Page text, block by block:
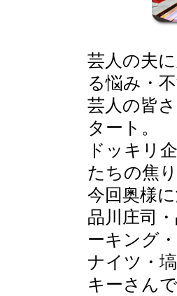
芸人の夫
る悩み・
芸人の皆
タート。
ドッキリ
たちの焦
今回奥様
品川庄司
ーキング
ナイツ・
キーさんで